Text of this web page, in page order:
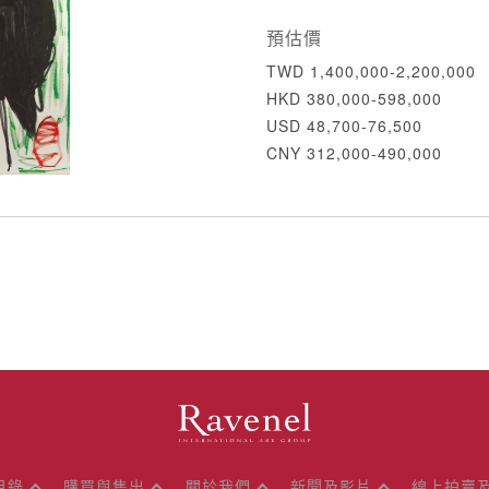
預估價
TWD 1,400,000-2,200,000
HKD 380,000-598,000
USD 48,700-76,500
CNY 312,000-490,000